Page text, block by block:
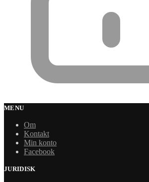
MENU
Om
Kontakt
Min konto
Facebook
JURIDISK